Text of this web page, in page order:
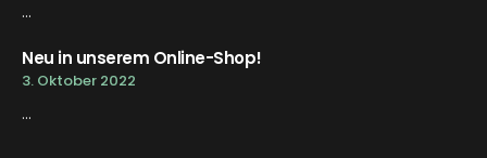
...
Neu in unserem Online-Shop!
3. Oktober 2022
...